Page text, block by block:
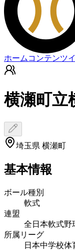
ホーム コンテンツ
横瀬町立
埼玉県 横瀬町
基本情報
ボール種別
軟式
連盟
全日本軟式野
所属リーグ
日本中学校